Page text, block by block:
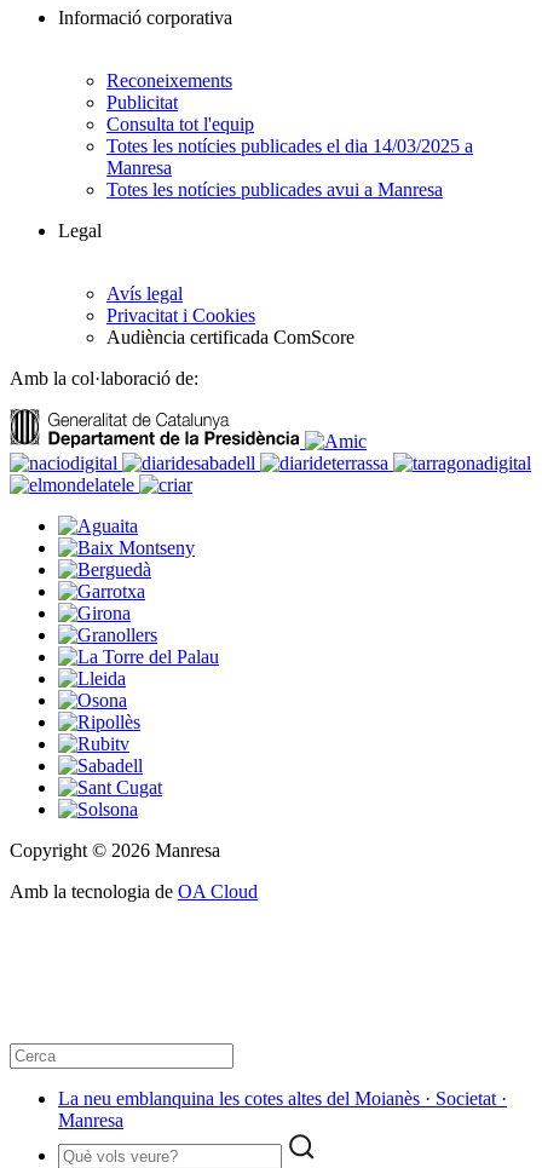
Informació corporativa
Reconeixements
Publicitat
Consulta tot l'equip
Totes les notícies publicades el dia 14/03/2025 a
Manresa
Totes les notícies publicades avui a Manresa
Legal
Avís legal
Privacitat i Cookies
Audiència certificada ComScore
Amb la col·laboració de:
Copyright © 2026 Manresa
Amb la tecnologia de OA Cloud
La neu emblanquina les cotes altes del Moianès · Societat ·
Manresa